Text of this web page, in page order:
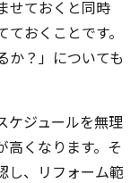
せておくと同時
おくことです。
か？」についても
ケジュールを無理
高くなります。そ
し、リフォーム範